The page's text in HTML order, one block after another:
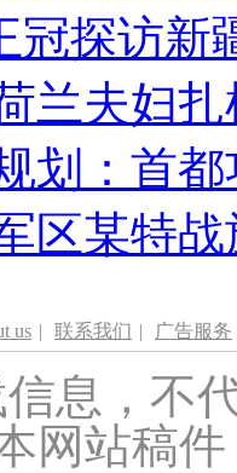
冠探访新
兰夫妇
划：首
区某特
us | 联系我们 | 广告服务
息，不
网站稿